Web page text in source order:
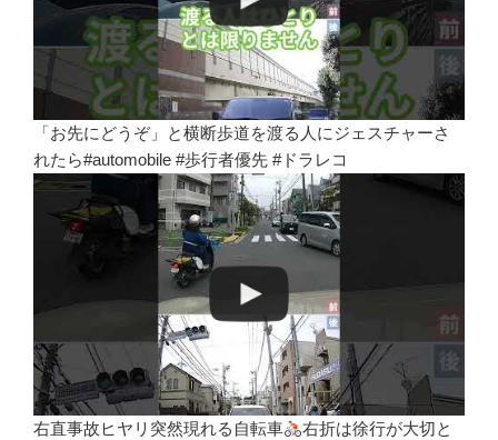
「お先にどうぞ」と横断歩道を渡る人にジェスチャーさ
れたら#automobile #歩行者優先 #ドラレコ
右直事故ヒヤリ突然現れる自転車
右折は徐行が大切と